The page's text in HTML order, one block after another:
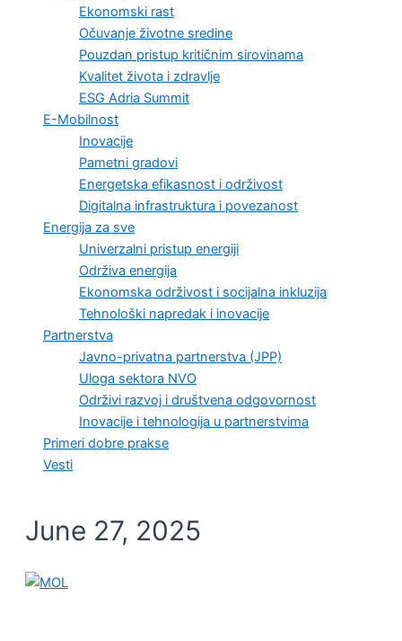
Ekonomski rast
Očuvanje životne sredine
Pouzdan pristup kritičnim sirovinama
Kvalitet života i zdravlje
ESG Adria Summit
E-Mobilnost
Inovacije
Pametni gradovi
Energetska efikasnost i održivost
Digitalna infrastruktura i povezanost
Energija za sve
Univerzalni pristup energiji
Održiva energija
Ekonomska održivost i socijalna inkluzija
Tehnološki napredak i inovacije
Partnerstva
Javno-privatna partnerstva (JPP)
Uloga sektora NVO
Održivi razvoj i društvena odgovornost
Inovacije i tehnologija u partnerstvima
Primeri dobre prakse
Vesti
June 27, 2025